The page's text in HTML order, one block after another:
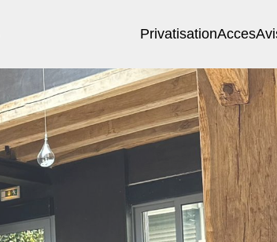
PrivatisationAcces